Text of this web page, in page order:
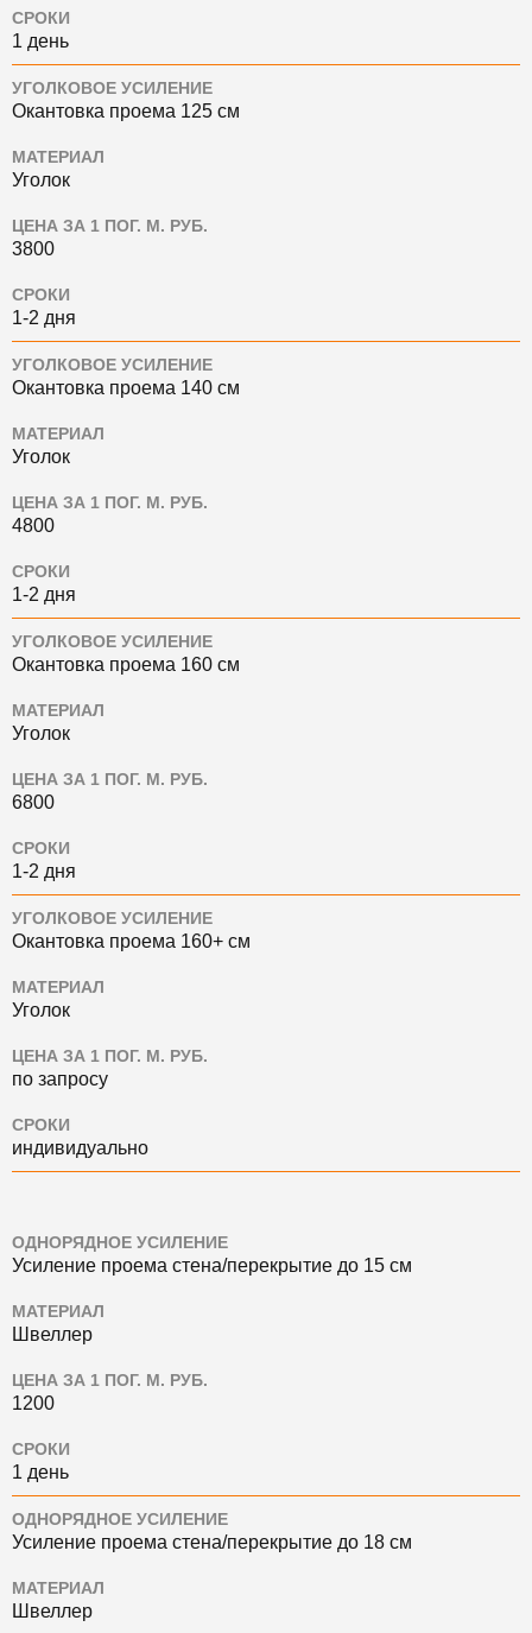
СРОКИ
1 день
УГОЛКОВОЕ УСИЛЕНИЕ
Окантовка проема 125 см
МАТЕРИАЛ
Уголок
ЦЕНА ЗА 1 ПОГ. М. РУБ.
3800
СРОКИ
1-2 дня
УГОЛКОВОЕ УСИЛЕНИЕ
Окантовка проема 140 см
МАТЕРИАЛ
Уголок
ЦЕНА ЗА 1 ПОГ. М. РУБ.
4800
СРОКИ
1-2 дня
УГОЛКОВОЕ УСИЛЕНИЕ
Окантовка проема 160 см
МАТЕРИАЛ
Уголок
ЦЕНА ЗА 1 ПОГ. М. РУБ.
6800
СРОКИ
1-2 дня
УГОЛКОВОЕ УСИЛЕНИЕ
Окантовка проема 160+ см
МАТЕРИАЛ
Уголок
ЦЕНА ЗА 1 ПОГ. М. РУБ.
по запросу
СРОКИ
индивидуально
ОДНОРЯДНОЕ УСИЛЕНИЕ
Усиление проема стена/перекрытие до 15 см
МАТЕРИАЛ
Швеллер
ЦЕНА ЗА 1 ПОГ. М. РУБ.
1200
СРОКИ
1 день
ОДНОРЯДНОЕ УСИЛЕНИЕ
Усиление проема стена/перекрытие до 18 см
МАТЕРИАЛ
Швеллер